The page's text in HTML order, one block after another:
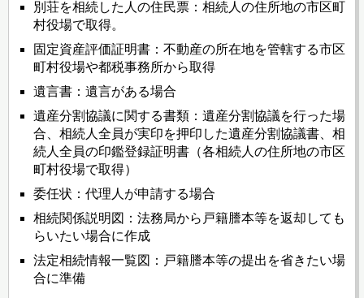
別荘を相続した人の住民票：相続人の住所地の市区町
村役場で取得。
固定資産評価証明書：不動産の所在地を管轄する市区
町村役場や都税事務所から取得
遺言書：遺言がある場合
遺産分割協議に関する書類：遺産分割協議を行った場
合、相続人全員が実印を押印した遺産分割協議書、相
続人全員の印鑑登録証明書（各相続人の住所地の市区
町村役場で取得）
委任状：代理人が申請する場合
相続関係説明図：法務局から戸籍謄本等を返却しても
らいたい場合に作成
法定相続情報一覧図：戸籍謄本等の提出を省きたい場
合に準備